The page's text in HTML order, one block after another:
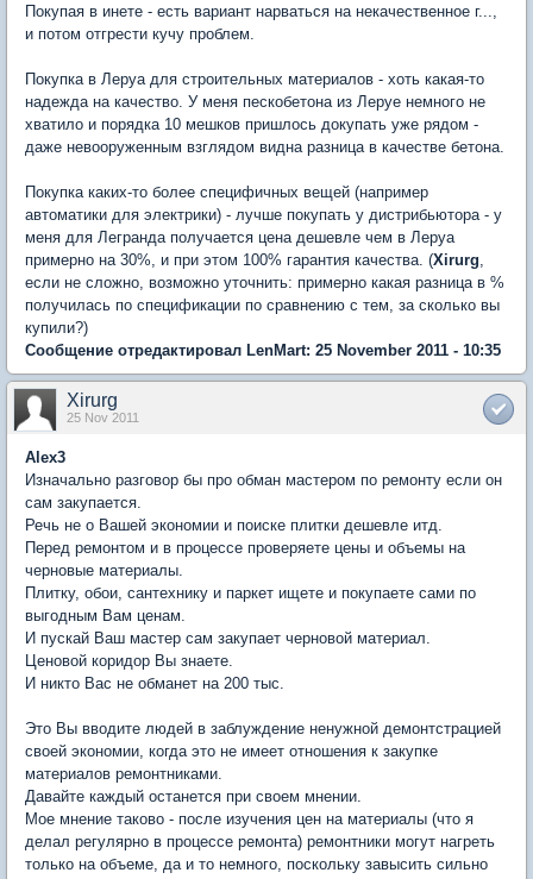
Покупая в инете - есть вариант нарваться на некачественное г...,
и потом отгрести кучу проблем.
Покупка в Леруа для строительных материалов - хоть какая-то
надежда на качество. У меня пескобетона из Леруе немного не
хватило и порядка 10 мешков пришлось докупать уже рядом -
даже невооруженным взглядом видна разница в качестве бетона.
Покупка каких-то более специфичных вещей (например
автоматики для электрики) - лучше покупать у дистрибьютора - у
меня для Легранда получается цена дешевле чем в Леруа
примерно на 30%, и при этом 100% гарантия качества. (Xirurg,
если не сложно, возможно уточнить: примерно какая разница в %
получилась по спецификации по сравнению с тем, за сколько вы
купили?)
Сообщение отредактировал LenMart: 25 November 2011 - 10:35
Xirurg
25 Nov 2011
Alex3
Изначально разговор бы про обман мастером по ремонту если он
сам закупается.
Речь не о Вашей экономии и поиске плитки дешевле итд.
Перед ремонтом и в процессе проверяете цены и объемы на
черновые материалы.
Плитку, обои, сантехнику и паркет ищете и покупаете сами по
выгодным Вам ценам.
И пускай Ваш мастер сам закупает черновой материал.
Ценовой коридор Вы знаете.
И никто Вас не обманет на 200 тыс.
Это Вы вводите людей в заблуждение ненужной демонтстрацией
своей экономии, когда это не имеет отношения к закупке
материалов ремонтниками.
Давайте каждый останется при своем мнении.
Мое мнение таково - после изучения цен на материалы (что я
делал регулярно в процессе ремонта) ремонтники могут нагреть
только на объеме, да и то немного, поскольку завысить сильно